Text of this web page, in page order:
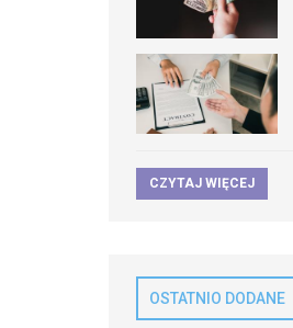
CZYTAJ WIĘCEJ
OSTATNIO DODANE